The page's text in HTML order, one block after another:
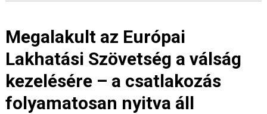
Megalakult az Európai
Lakhatási Szövetség a válság
kezelésére – a csatlakozás
folyamatosan nyitva áll